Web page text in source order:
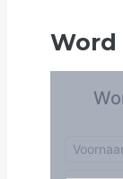
Word